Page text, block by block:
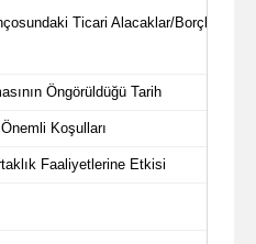
Ticari Alacaklar/Borçlar
Öngörüldüğü Tarih
Koşulları
Faaliyetlerine Etkisi